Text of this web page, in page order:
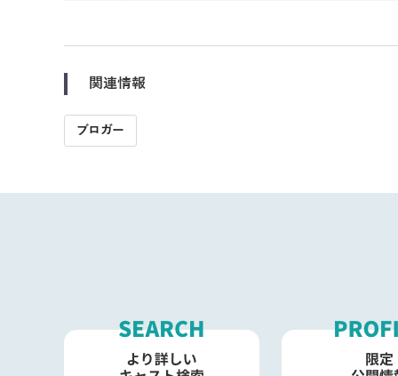
関連情報
ブロガー